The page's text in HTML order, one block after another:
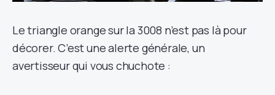
Le triangle orange sur la 3008 n’est pas là pour
décorer. C’est une alerte générale, un
avertisseur qui vous chuchote :